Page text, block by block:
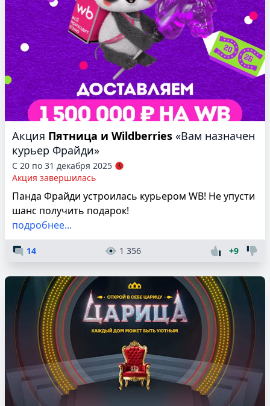
Акция Пятница и Wildberries «Вам назначен
курьер Фрайди»
С 20 по 31 декабря 2025
Акция завершилась
Панда Фрайди устроилась курьером WB! Не упусти
шанс получить подарок!
подробнее...
14 1 356 +9